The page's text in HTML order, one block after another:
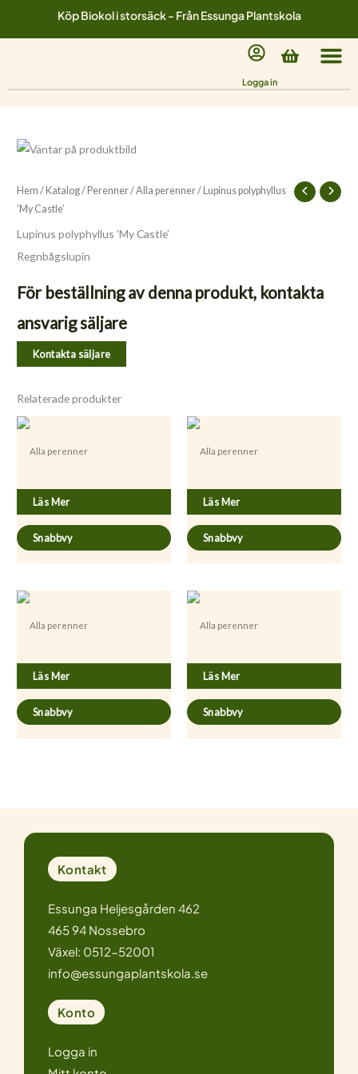
Köp Biokol i storsäck - Från Essunga Plantskola
Logga in
Varukorg
Hem /Katalog/Perenner/Alla perenner/ Lupinus polyphyllus
’My Castle’
Lupinus polyphyllus ’My Castle’
Regnbågslupin
För beställning av denna produkt, kontakta
ansvarig säljare
Kontakta säljare
Relaterade produkter
Alla perenner
Läs Mer
Snabbvy
Alla perenner
Läs Mer
Snabbvy
Alla perenner
Läs Mer
Snabbvy
Alla perenner
Läs Mer
Snabbvy
Kontakt
Essunga Heljesgården 462
465 94 Nossebro
Växel: 0512-52001
info@essungaplantskola.se
Konto
Logga in